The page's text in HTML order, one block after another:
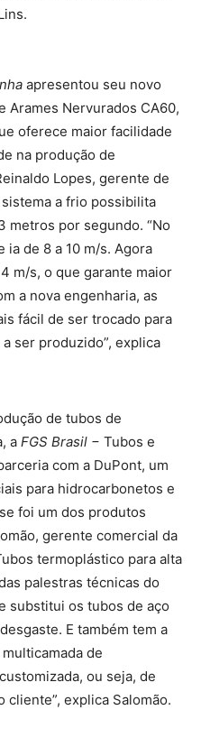
apresentou seu novo
Arames Nervurados CA60,
oferece maior facilidade
na produção de
Lopes, gerente de
a frio possibilita
metros por segundo. “No
ia de 8 a 10 m/s. Agora
m/s, o que garante maior
a nova engenharia, as
fácil de ser trocado para
ser produzido”, explica
de tubos de
a FGS Brasil − Tubos e
com a DuPont, um
para hidrocarbonetos e
foi um dos produtos
gerente comercial da
termoplástico para alta
palestras técnicas do
substitui os tubos de aço
E também tem a
de
ou seja, de
cliente”, explica Salomão.